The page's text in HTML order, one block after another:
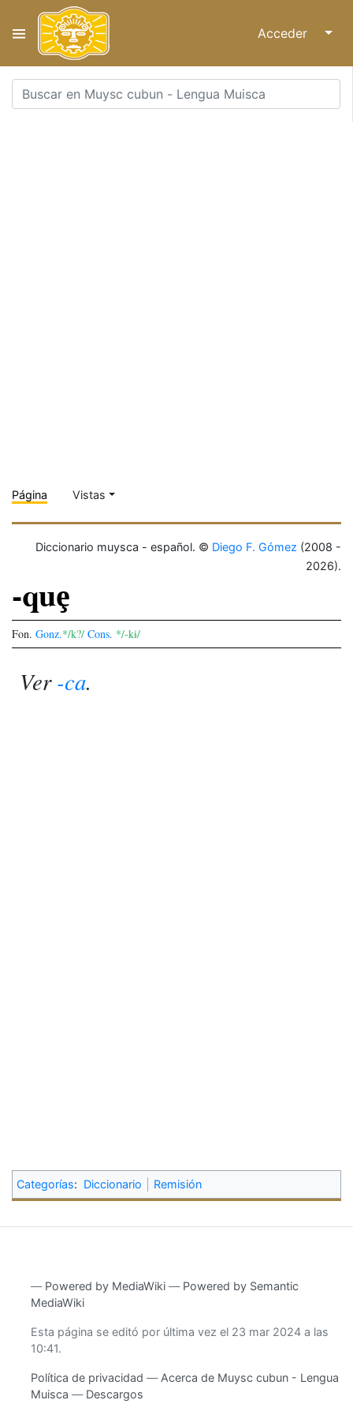
Acceder ↓
Página Vistas
Diccionario muysca - español. © Diego F. Gómez (2008 -
2026).
-quȩ
Fon. Gonz.*/k?/ Cons. */-kɨ/
Ver-ca.
Categorías: Diccionario Remisión
― Powered by MediaWiki ― Powered by Semantic
MediaWiki
Esta página se editó por última vez el 23 mar 2024 a las
10:41.
Política de privacidad
Acerca de Muysc cubun - Lengua
Muisca
Descargos